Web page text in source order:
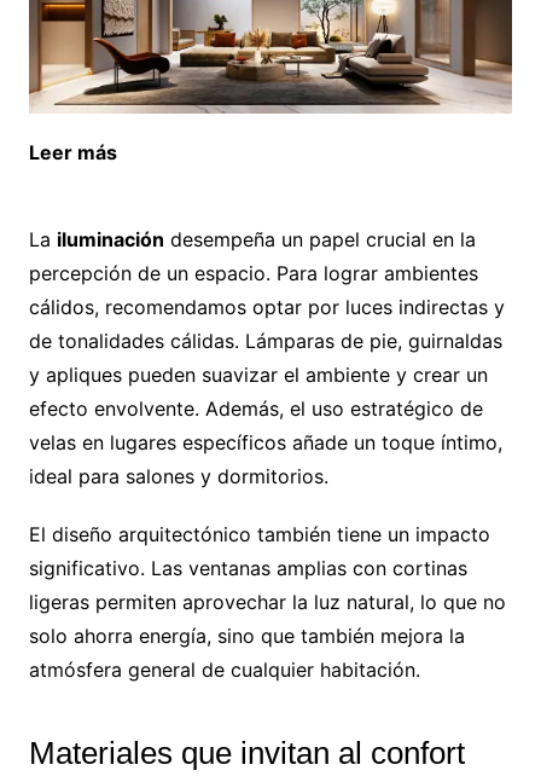
Leer más
La iluminación desempeña un papel crucial en la
percepción de un espacio. Para lograr ambientes
cálidos, recomendamos optar por luces indirectas y
de tonalidades cálidas. Lámparas de pie, guirnaldas
y apliques pueden suavizar el ambiente y crear un
efecto envolvente. Además, el uso estratégico de
velas en lugares específicos añade un toque íntimo,
ideal para salones y dormitorios.
El diseño arquitectónico también tiene un impacto
significativo. Las ventanas amplias con cortinas
ligeras permiten aprovechar la luz natural, lo que no
solo ahorra energía, sino que también mejora la
atmósfera general de cualquier habitación.
Materiales que invitan al confort